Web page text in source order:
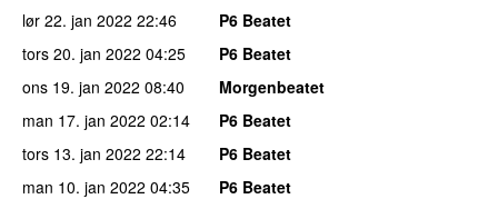
lør 22. jan 2022 22:46
P6 Beatet
tors 20. jan 2022 04:25
P6 Beatet
ons 19. jan 2022 08:40
Morgenbeatet
man 17. jan 2022 02:14
P6 Beatet
tors 13. jan 2022 22:14
P6 Beatet
man 10. jan 2022 04:35
P6 Beatet